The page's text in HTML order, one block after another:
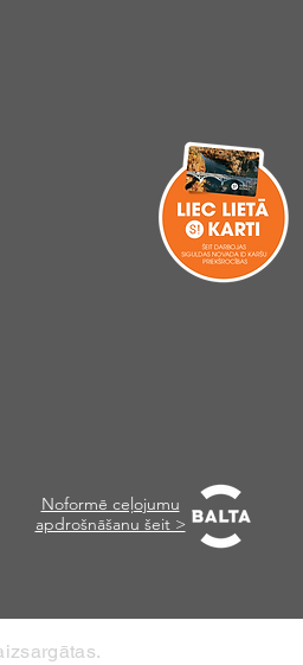
Noformē ceļojumu
apdrošnāšanu šeit >